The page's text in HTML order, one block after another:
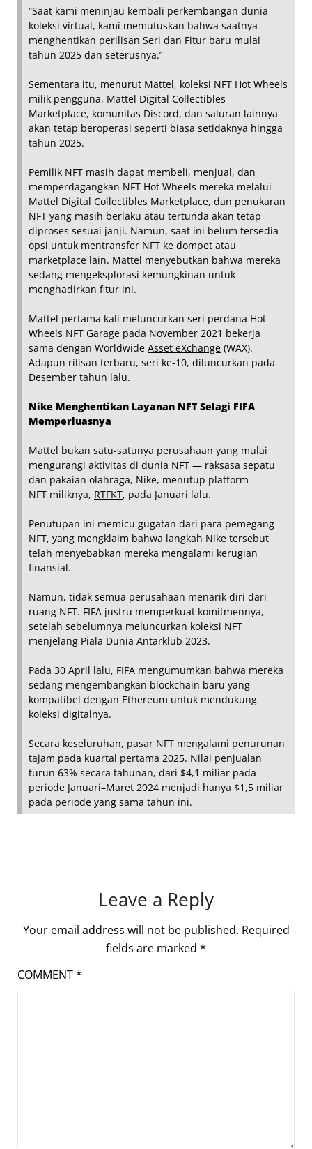
“Saat kami meninjau kembali perkembangan dunia
koleksi virtual, kami memutuskan bahwa saatnya
menghentikan perilisan Seri dan Fitur baru mulai
tahun 2025 dan seterusnya.”
Sementara itu, menurut Mattel, koleksi NFT Hot Wheels
milik pengguna, Mattel Digital Collectibles
Marketplace, komunitas Discord, dan saluran lainnya
akan tetap beroperasi seperti biasa setidaknya hingga
tahun 2025.
Pemilik NFT masih dapat membeli, menjual, dan
memperdagangkan NFT Hot Wheels mereka melalui
Mattel Digital Collectibles Marketplace, dan penukaran
NFT yang masih berlaku atau tertunda akan tetap
diproses sesuai janji. Namun, saat ini belum tersedia
opsi untuk mentransfer NFT ke dompet atau
marketplace lain. Mattel menyebutkan bahwa mereka
sedang mengeksplorasi kemungkinan untuk
menghadirkan fitur ini.
Mattel pertama kali meluncurkan seri perdana Hot
Wheels NFT Garage pada November 2021 bekerja
sama dengan Worldwide Asset eXchange (WAX).
Adapun rilisan terbaru, seri ke-10, diluncurkan pada
Desember tahun lalu.
Nike Menghentikan Layanan NFT Selagi FIFA
Memperluasnya
Mattel bukan satu-satunya perusahaan yang mulai
mengurangi aktivitas di dunia NFT — raksasa sepatu
dan pakaian olahraga, Nike, menutup platform
NFT miliknya, RTFKT, pada Januari lalu.
Penutupan ini memicu gugatan dari para pemegang
NFT, yang mengklaim bahwa langkah Nike tersebut
telah menyebabkan mereka mengalami kerugian
finansial.
Namun, tidak semua perusahaan menarik diri dari
ruang NFT. FIFA justru memperkuat komitmennya,
setelah sebelumnya meluncurkan koleksi NFT
menjelang Piala Dunia Antarklub 2023.
Pada 30 April lalu, FIFA mengumumkan bahwa mereka
sedang mengembangkan blockchain baru yang
kompatibel dengan Ethereum untuk mendukung
koleksi digitalnya.
Secara keseluruhan, pasar NFT mengalami penurunan
tajam pada kuartal pertama 2025. Nilai penjualan
turun 63% secara tahunan, dari $4,1 miliar pada
periode Januari–Maret 2024 menjadi hanya $1,5 miliar
pada periode yang sama tahun ini.
Leave a Reply
Your email address will not be published. Required
fields are marked *
COMMENT*